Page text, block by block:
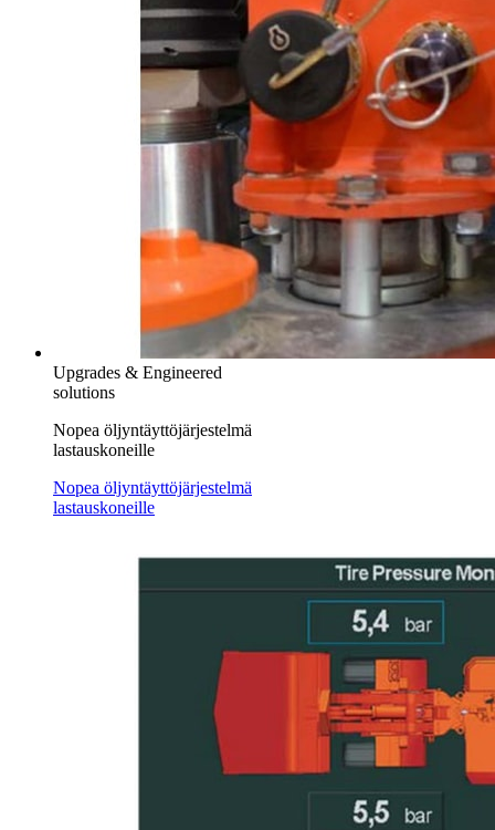
Upgrades & Engineered
solutions
Nopea öljyntäyttöjärjestelmä
lastauskoneille
Nopea öljyntäyttöjärjestelmä
lastauskoneille